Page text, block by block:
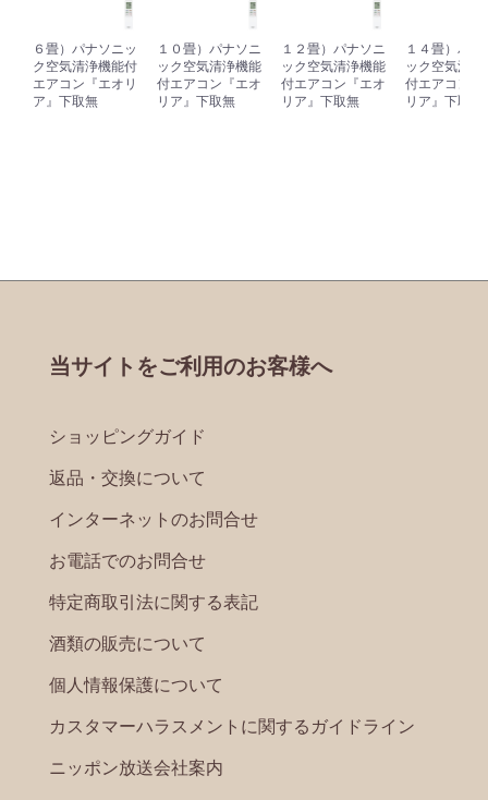
６畳）パナソニッ
ク空気清浄機能付
エアコン『エオリ
ア』下取無
１０畳）パナソニ
ック空気清浄機能
付エアコン『エオ
リア』下取無
１２畳）パナソニ
ック空気清浄機能
付エアコン『エオ
リア』下取無
１４畳）パナ
ック空気清浄
付エアコン『
リア』下取無
当サイトをご利用のお客様へ
ショッピングガイド
返品・交換について
インターネットのお問合せ
お電話でのお問合せ
特定商取引法に関する表記
酒類の販売について
個人情報保護について
カスタマーハラスメントに関するガイドライン
ニッポン放送会社案内